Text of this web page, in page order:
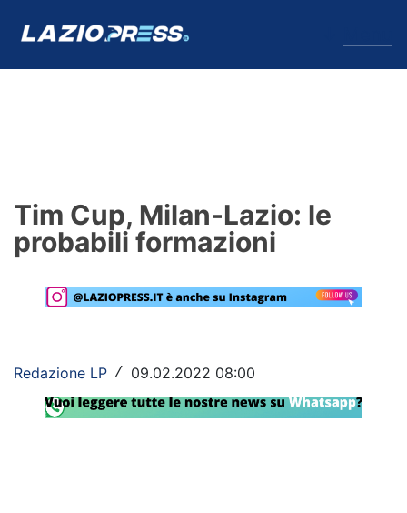
Formello
Primavera
Lazio Women
Tim Cup, Milan-Lazio: le
probabili formazioni
Redazione LP / 09.02.2022 08:00